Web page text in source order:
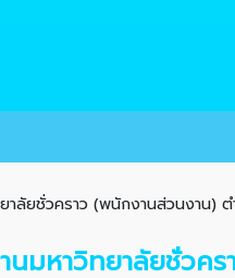
ลัยชั่วคราว (พนักงานส่วนงาน) ต
มหาวิทยาลัยชั่วค